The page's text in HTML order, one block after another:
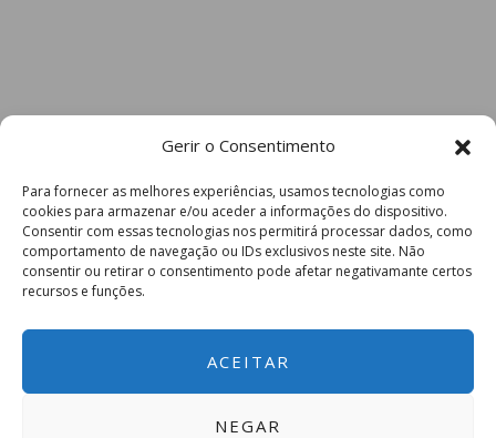
Gerir o Consentimento
Para fornecer as melhores experiências, usamos tecnologias como
cookies para armazenar e/ou aceder a informações do dispositivo.
Consentir com essas tecnologias nos permitirá processar dados, como
comportamento de navegação ou IDs exclusivos neste site. Não
consentir ou retirar o consentimento pode afetar negativamante certos
recursos e funções.
ACEITAR
NEGAR